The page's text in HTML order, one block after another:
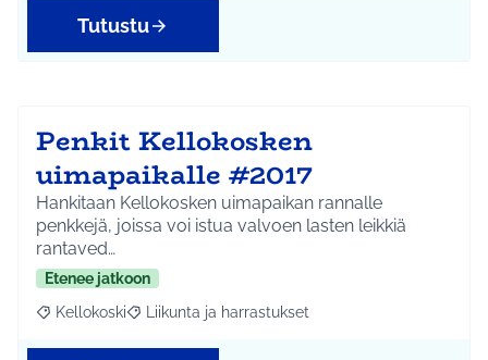
Tutustu
Penkit Kellokosken
uimapaikalle #2017
Hankitaan Kellokosken uimapaikan rannalle
penkkejä, joissa voi istua valvoen lasten leikkiä
rantaved…
Etenee jatkoon
Rajaa tulokset aihepiirin mukaan: Kellokoski
Kellokoski Rajaa tulokset teeman mukaan: Liikunta ja
Liikunta ja harrastukset